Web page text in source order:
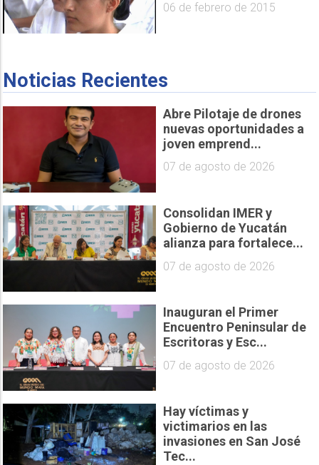
06 de febrero de 2015
Noticias Recientes
Abre Pilotaje de drones
nuevas oportunidades a
joven emprend...
07 de agosto de 2026
Consolidan IMER y
Gobierno de Yucatán
alianza para fortalece...
07 de agosto de 2026
Inauguran el Primer
Encuentro Peninsular de
Escritoras y Esc...
07 de agosto de 2026
Hay víctimas y
victimarios en las
invasiones en San José
Tec...